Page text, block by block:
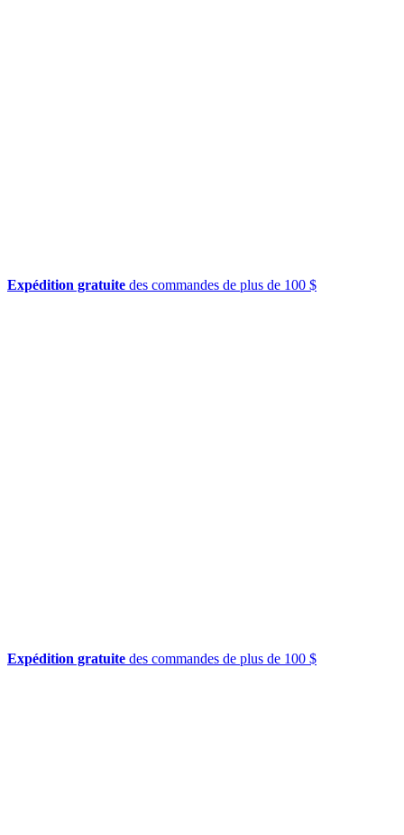
Expédition gratuite des commandes de plus de 100 $
Expédition gratuite des commandes de plus de 100 $